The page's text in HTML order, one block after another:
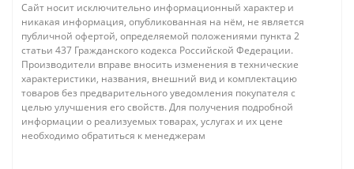
Сайт носит исключительно информационный характер и
никакая информация, опубликованная на нём, не является
публичной офертой, определяемой положениями пункта 2
статьи 437 Гражданского кодекса Российской Федерации.
Производители вправе вносить изменения в технические
характеристики, названия, внешний вид и комплектацию
товаров без предварительного уведомления покупателя с
целью улучшения его свойств. Для получения подробной
информации о реализуемых товарах, услугах и их цене
необходимо обратиться к менеджерам